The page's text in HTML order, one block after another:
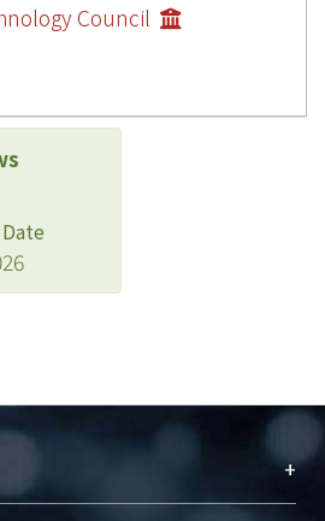
Council
+